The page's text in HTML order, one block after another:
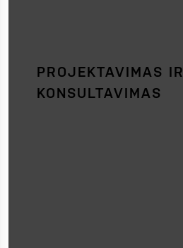
PROJEKTAVIMAS IR
KONSULTAVIMAS